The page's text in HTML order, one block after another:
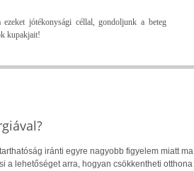
jótékonysági céllal, gondoljunk a beteg
kupakjait!
iránti egyre nagyobb figyelem miatt ma
a lehetőséget arra, hogyan csökkentheti otthona